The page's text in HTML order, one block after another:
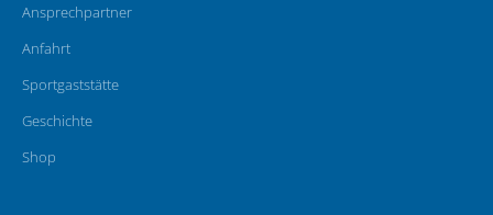
Ansprechpartner
Anfahrt
Sportgaststätte
Geschichte
Shop